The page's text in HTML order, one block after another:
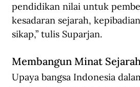
pendidikan nilai untuk
kesadaran sejarah,
sikap,” tulis Suparjan.
Membangun Minat
Upaya bangsa Indonesia